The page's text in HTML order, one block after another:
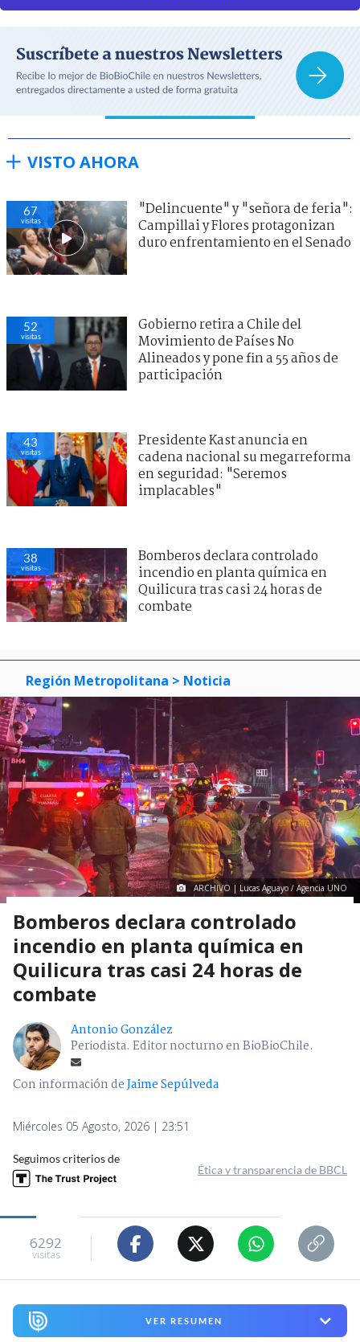
VISTO AHORA
67
visitas
"Delincuente" y "señora de feria":
Campillai y Flores protagonizan
duro enfrentamiento en el Senado
52
visitas
Gobierno retira a Chile del
Movimiento de Países No
Alineados y pone fin a 55 años de
participación
43
visitas
Presidente Kast anuncia en
cadena nacional su megarreforma
en seguridad: "Seremos
implacables"
38
visitas
Bomberos declara controlado
incendio en planta química en
Quilicura tras casi 24 horas de
combate
Región Metropolitana > Noticia
ARCHIVO | Lucas Aguayo / Agencia UNO
Bomberos declara controlado
incendio en planta química en
Quilicura tras casi 24 horas de
combate
Antonio González
Periodista. Editor nocturno en BioBioChile.
Con información deJaime Sepúlveda
Miércoles 05 Agosto, 2026 | 23:51
Seguimos criterios de
Ética y transparencia de BBCL
6292
visitas
VER RESUMEN